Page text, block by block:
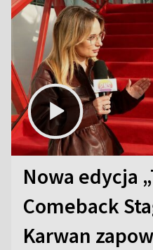
Nowa edycja
Comeback
Karwan